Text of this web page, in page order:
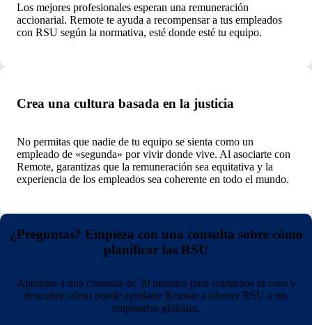
Los mejores profesionales esperan una remuneración
accionarial. Remote te ayuda a recompensar a tus empleados
con RSU según la normativa, esté donde esté tu equipo.
Crea una cultura basada en la justicia
No permitas que nadie de tu equipo se sienta como un
empleado de «segunda» por vivir donde vive. Al asociarte con
Remote, garantizas que la remuneración sea equitativa y la
experiencia de los empleados sea coherente en todo el mundo.
¿Preguntas? Empieza con una consulta sobre cómo
planificar las RSU
Apúntate a una consulta de 30 minutos para contarnos tu caso y
descubrir cómo puede ayudarte Remote a ofrecer RSU a tus
empleados globales.